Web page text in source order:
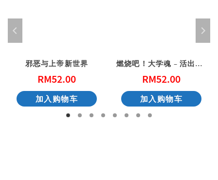
邪恶与上帝新世界
RM52.00
加入购物车
燃烧吧！大学魂 – 活出得胜的大学生活
RM52.00
加入购物车